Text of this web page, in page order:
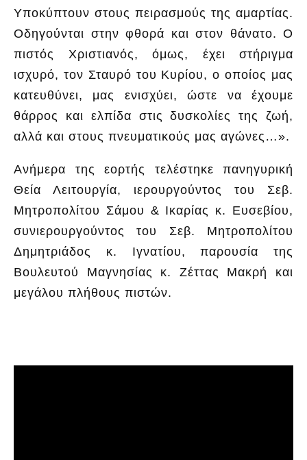
Υποκύπτουν στους πειρασμούς της αμαρτίας.
Οδηγούνται στην φθορά και στον θάνατο. Ο
πιστός Χριστιανός, όμως, έχει στήριγμα
ισχυρό, τον Σταυρό του Κυρίου, ο οποίος μας
κατευθύνει, μας ενισχύει, ώστε να έχουμε
θάρρος και ελπίδα στις δυσκολίες της ζωή,
αλλά και στους πνευματικούς μας αγώνες…».
Ανήμερα της εορτής τελέστηκε πανηγυρική
Θεία Λειτουργία, ιερουργούντος του Σεβ.
Μητροπολίτου Σάμου & Ικαρίας κ. Ευσεβίου,
συνιερουργούντος του Σεβ. Μητροπολίτου
Δημητριάδος κ. Ιγνατίου, παρουσία της
Βουλευτού Μαγνησίας κ. Ζέττας Μακρή και
μεγάλου πλήθους πιστών.